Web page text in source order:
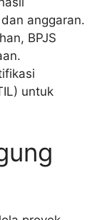
anggaran.
BPJS
untuk